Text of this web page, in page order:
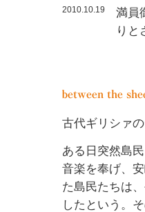
2010.10.19
満員
りと
古代ギリシァ
ある日突然島
音楽を奉げ、
た島民たちは
したという。